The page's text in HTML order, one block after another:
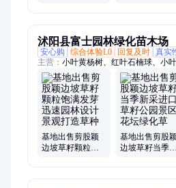
沭阳县富士园林绿化苗木场
安心购
综合体验L0 回复及时 真实
主营： 小叶黄杨树、红叶石楠球、小
麻叶绣线菊、五针松盆景、罗汉松盆
基地出售剪股颖
边坡草籽颗粒饱
基地出售剪股
边坡草籽当季新